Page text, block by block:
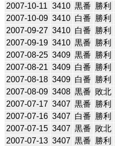
2007-10-11 3410 黒番 勝利
2007-10-09 3410 白番 勝利
2007-09-27 3410 白番 勝利
2007-09-19 3410 黒番 勝利
2007-08-25 3409 黒番 勝利
2007-08-21 3409 白番 勝利
2007-08-18 3409 白番 勝利
2007-08-09 3408 黒番 敗北
2007-07-17 3407 黒番 勝利
2007-07-16 3407 白番 勝利
2007-07-15 3407 黒番 敗北
2007-07-13 3407 黒番 勝利